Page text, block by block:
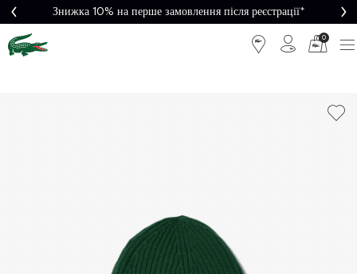
Знижка 10% на перше замовлення після реєстрації*
0
Безкоштовна
доставка від
5000₴*